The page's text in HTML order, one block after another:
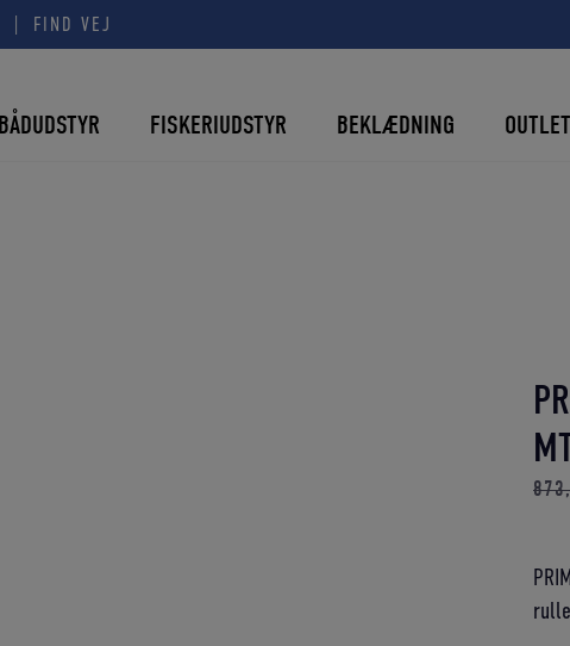
| FIND VEJ
BÅDUDSTYR FISKERIUDSTYR BEKLÆDNING OUTLET